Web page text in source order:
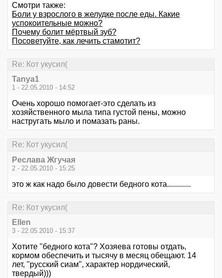
Смотри также:
Боли у взрослого в желудке после еды. Какие
успокоительные можно?
Почему болит мёртвый зуб?
Посоветуйте, как лечить стамотит?
Re: Кот укусил(
Tanya1
1 - 22.05.2010 - 14:52
Очень хорошо помогает-это сделать из
хозяйственного мыла типа густой пены, можно
настругать мыло и помазать раны.
Re: Кот укусил(
Реслава Жгучая
2 - 22.05.2010 - 15:25
это ж как надо было довести бедного кота............
Re: Кот укусил(
Ellen
3 - 22.05.2010 - 15:37
Хотите "бедного кота"? Хозяева готовы отдать,
кормом обеспечить и тысячу в месяц обещают. 14
лет, "русский сиам", характер нордический,
твердый)))